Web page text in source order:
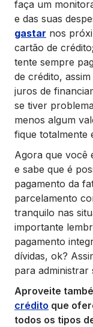
faça um
e das suas
gastar nos
cartão de crédito;
tente sempre
de crédito,
juros de
se tiver
menos algum
fique totalmente
Agora que você
e sabe que é
pagamento da
parcelamento
tranquilo nas
importante
pagamento
dívidas, ok?
para administrar
Aproveite
crédito que
todos os tipos